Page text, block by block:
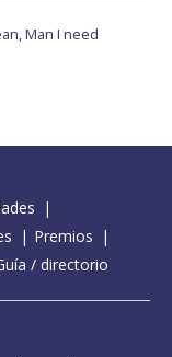
Man I need
Premios
/ directorio